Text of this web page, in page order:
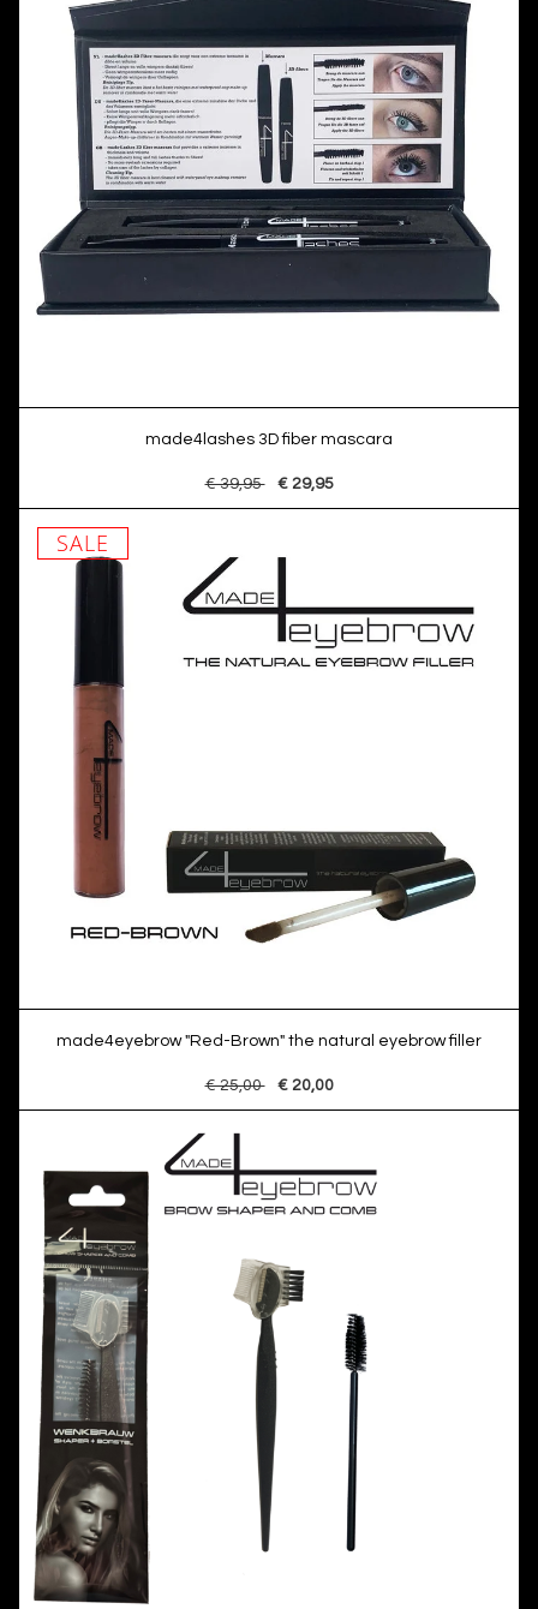
made4lashes 3D fiber mascara
€ 39,95 € 29,95
SALE
made4eyebrow "Red-Brown" the natural eyebrow filler
€ 25,00 € 20,00